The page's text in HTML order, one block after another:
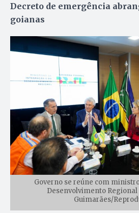
Decreto de emergência
goianas
Governo se reúne com
Desenvolvimento Regional
Guimarães/